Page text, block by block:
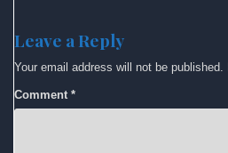
Leave a Reply
Your email address will not be published.
Comment *